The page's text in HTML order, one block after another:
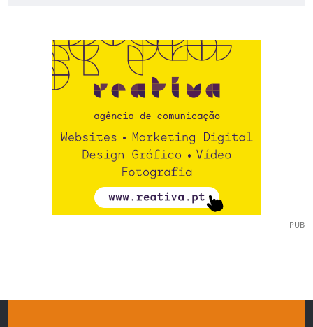
PUB